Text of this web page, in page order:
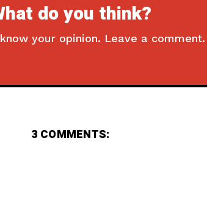
do you think?
your opinion. Leave a comment.
3 COMMENTS: